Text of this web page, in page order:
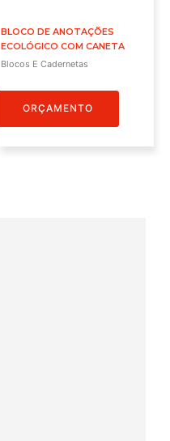
BLOCO DE ANOTAÇÕES
ECOLÓGICO COM CANETA
Blocos E Cadernetas
ORÇAMENTO